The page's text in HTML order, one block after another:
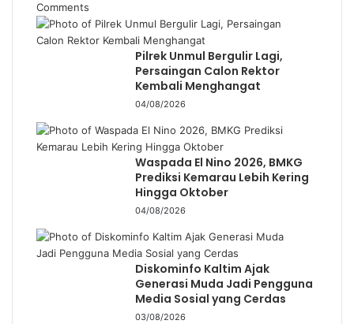
Comments
Pilrek Unmul Bergulir Lagi,
Persaingan Calon Rektor
Kembali Menghangat
04/08/2026
Waspada El Nino 2026, BMKG
Prediksi Kemarau Lebih Kering
Hingga Oktober
04/08/2026
Diskominfo Kaltim Ajak
Generasi Muda Jadi Pengguna
Media Sosial yang Cerdas
03/08/2026